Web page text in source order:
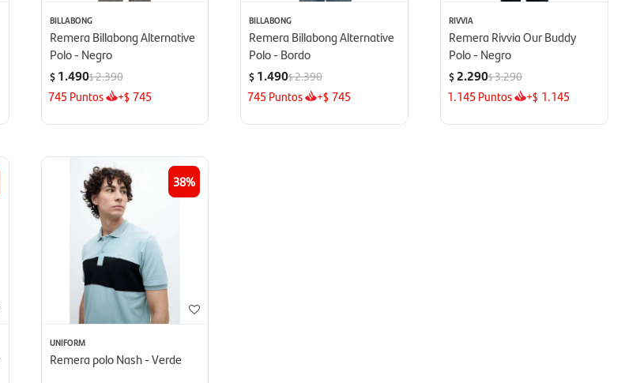
BILLABONG
Remera Billabong Alternative
Polo - Negro
$ 1.490$2.390
745 Puntos +$ 745
BILLABONG
Remera Billabong Alternative
Polo - Bordo
$ 1.490$2.390
745 Puntos +$ 745
RIVVIA
Remera Rivvia Our Buddy
Polo - Negro
$2.290$3.290
1.145 Puntos +$ 1.145
38
UNIFORM
Remera polo Nash - Verde